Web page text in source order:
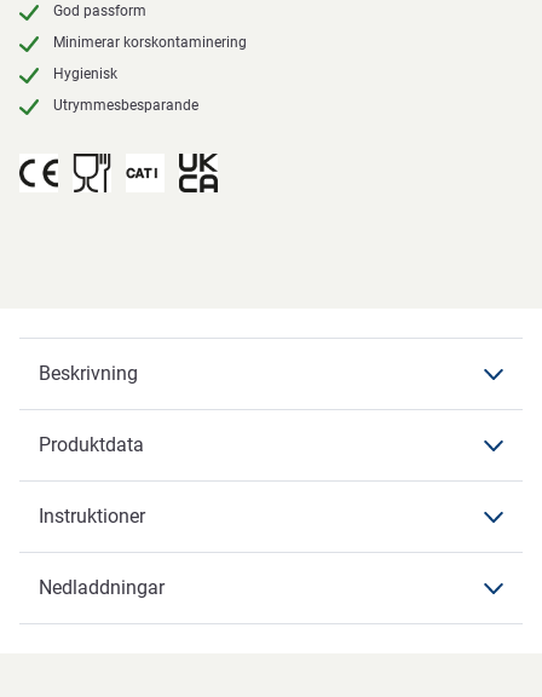
God passform
Minimerar korskontaminering
Hygienisk
Utrymmesbesparande
Beskrivning
Produktdata
Instruktioner
Nedladdningar